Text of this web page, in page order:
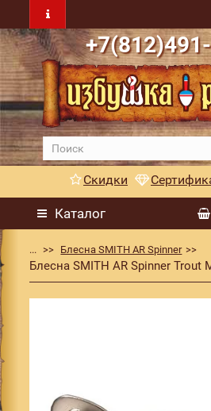
Скидки
Каталог
... Блесна SMITH AR Spinner
Блесна SMITH AR Spinner Trout